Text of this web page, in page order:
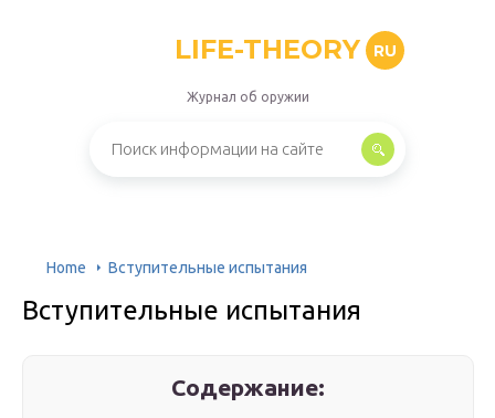
LIFE-THEORY RU
Журнал об оружии
Home Вступительные испытания
Вступительные испытания
Содержание: